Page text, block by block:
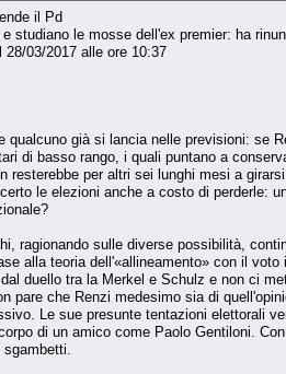
il Pd
studiano le mosse dell'ex premier: ha
03/2017 alle ore 10:37
qualcuno già si lancia nelle previsioni: se
di basso rango, i quali puntano a
resterebbe per altri sei lunghi mesi a
le elezioni anche a costo di perderle:
ragionando sulle diverse possibilità,
alla teoria dell'«allineamento» con il
duello tra la Merkel e Schulz e non ci
pare che Renzi medesimo sia di
Le sue presunte tentazioni elettorali
di un amico come Paolo Gentiloni.